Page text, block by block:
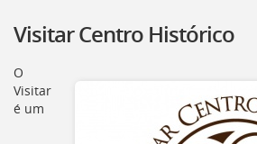
o
Serviços
[]
Visitar Centro Histórico
O
Visitar
é um